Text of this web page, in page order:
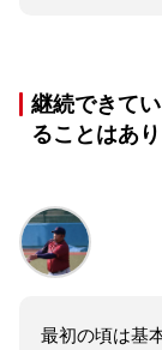
継続できて
ることはあり
最初の頃は基